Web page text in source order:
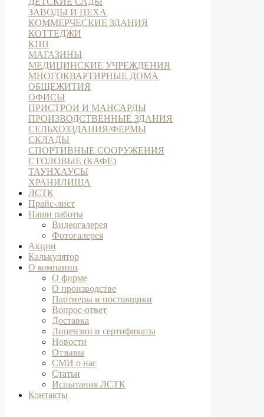
ЗАВОДЫ И ЦЕХА
КОММЕРЧЕСКИЕ ЗДАНИЯ
КОТТЕДЖИ
КПП
МАГАЗИНЫ
МЕДИЦИНСКИЕ УЧРЕЖДЕНИЯ
МНОГОКВАРТИРНЫЕ ДОМА
ОБЩЕЖИТИЯ
ОФИСЫ
ПРИСТРОИ И МАНСАРДЫ
ПРОИЗВОДСТВЕННЫЕ ЗДАНИЯ
СЕЛЬХОЗЗДАНИЯ/ФЕРМЫ
СКЛАДЫ
СПОРТИВНЫЕ СООРУЖЕНИЯ
СТОЛОВЫЕ (КАФЕ)
ТАУНХАУСЫ
ХРАНИЛИЩА
ЛСТК
Прайс-лист
Наши работы
Видеогалерея
Фотогалерея
Акции
Калькулятор
О компании
О фирме
О производстве
Партнеры и поставщики
Вопрос-ответ
Доставка
Лицензии и сертификаты
Новости
Отзывы
СМИ о нас
Статьи
Испытания ЛСТК
Контакты